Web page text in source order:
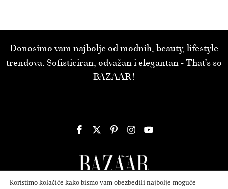
Donosimo vam najbolje od modnih, beauty, lifestyle
trendova. Sofisticiran, odvažan i elegantan - That’s so
BAZAAR!
Koristimo kolačiće kako bismo vam obezbedili najbolje moguće